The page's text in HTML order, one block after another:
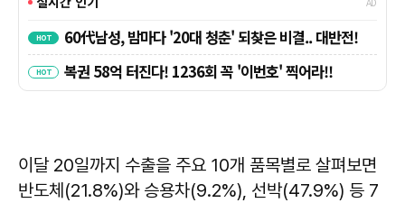
이달 20일까지 수출을 주요 10개 품목별로 살펴보면
반도체(21.8%)와 승용차(9.2%), 선박(47.9%) 등 7